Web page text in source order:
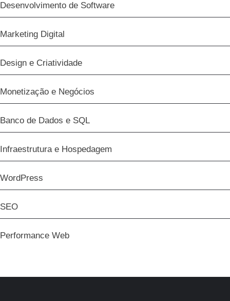
Desenvolvimento de Software
Marketing Digital
Design e Criatividade
Monetização e Negócios
Banco de Dados e SQL
Infraestrutura e Hospedagem
WordPress
SEO
Performance Web